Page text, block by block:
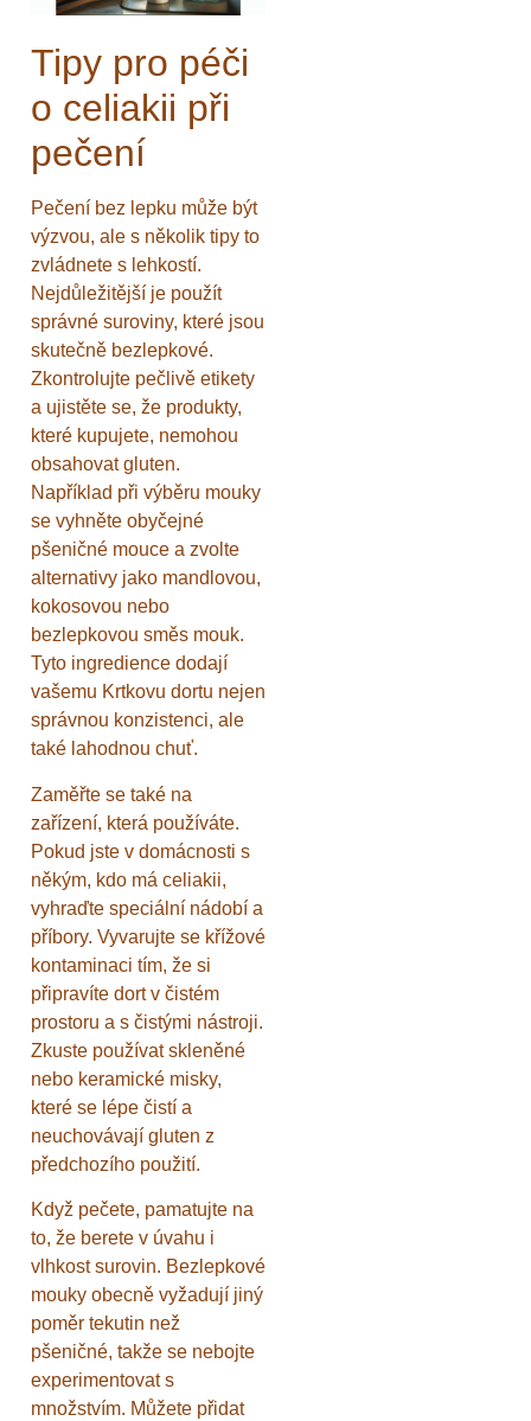
Tipy pro péči
o celiakii při
pečení
Pečení bez lepku může být
výzvou, ale s několik tipy to
zvládnete s lehkostí.
Nejdůležitější je použít
správné suroviny, které jsou
skutečně bezlepkové.
Zkontrolujte pečlivě etikety
a ujistěte se, že produkty,
které kupujete, nemohou
obsahovat gluten.
Například při výběru mouky
se vyhněte obyčejné
pšeničné mouce a zvolte
alternativy jako mandlovou,
kokosovou nebo
bezlepkovou směs mouk.
Tyto ingredience dodají
vašemu Krtkovu dortu nejen
správnou konzistenci, ale
také lahodnou chuť.
Zaměřte se také na
zařízení, která používáte.
Pokud jste v domácnosti s
někým, kdo má celiakii,
vyhraďte speciální nádobí a
příbory. Vyvarujte se křížové
kontaminaci tím, že si
připravíte dort v čistém
prostoru a s čistými nástroji.
Zkuste používat skleněné
nebo keramické misky,
které se lépe čistí a
neuchovávají gluten z
předchozího použití.
Když pečete, pamatujte na
to, že berete v úvahu i
vlhkost surovin. Bezlepkové
mouky obecně vyžadují jiný
poměr tekutin než
pšeničné, takže se nebojte
experimentovat s
množstvím. Můžete přidat